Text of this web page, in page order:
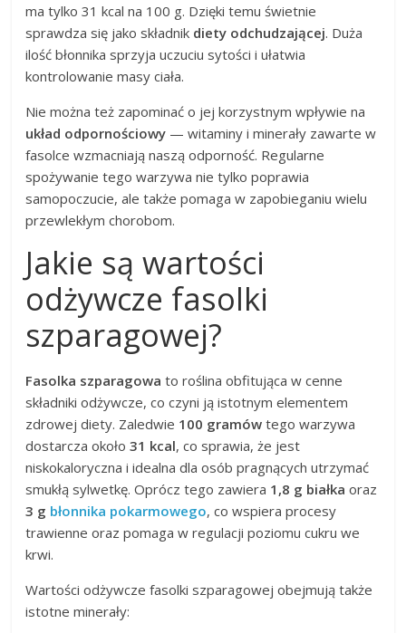
ma tylko 31 kcal na 100 g. Dzięki temu świetnie
sprawdza się jako składnik diety odchudzającej. Duża
ilość błonnika sprzyja uczuciu sytości i ułatwia
kontrolowanie masy ciała.
Nie można też zapominać o jej korzystnym wpływie na
układ odpornościowy — witaminy i minerały zawarte w
fasolce wzmacniają naszą odporność. Regularne
spożywanie tego warzywa nie tylko poprawia
samopoczucie, ale także pomaga w zapobieganiu wielu
przewlekłym chorobom.
Jakie są wartości
odżywcze fasolki
szparagowej?
Fasolka szparagowa to roślina obfitująca w cenne
składniki odżywcze, co czyni ją istotnym elementem
zdrowej diety. Zaledwie 100 gramów tego warzywa
dostarcza około31 kcal, co sprawia, że jest
niskokaloryczna i idealna dla osób pragnących utrzymać
smukłą sylwetkę. Oprócz tego zawiera 1,8 g białka oraz
3 g błonnika pokarmowego, co wspiera procesy
trawienne oraz pomaga w regulacji poziomu cukru we
krwi.
Wartości odżywcze fasolki szparagowej obejmują także
istotne minerały: